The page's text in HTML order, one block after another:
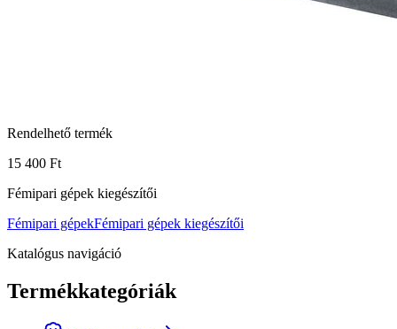
Rendelhető termék
15 400 Ft
Fémipari gépek kiegészítői
Fémipari gépekFémipari gépek kiegészítői
Katalógus navigáció
Termékkategóriák